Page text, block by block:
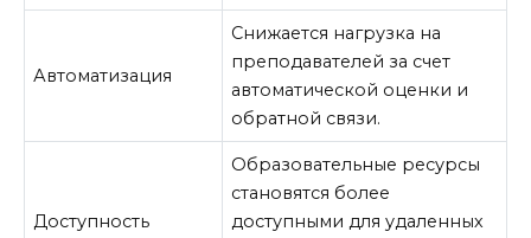
Автоматизация
Снижается нагрузка на
преподавателей за счет
автоматической оценки и
обратной связи.
Доступность
Образовательные ресурсы
становятся более
доступными для удаленных